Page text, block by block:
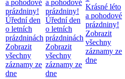
a pohodové
prázdniny!
Úřední den
o letních
prázdninách
Zobrazit
všechny
záznamy ze
dne
a pohodové
prázdniny!
Úřední den
o letních
prázdninách
Zobrazit
všechny
záznamy ze
dne
Krásné léto
a pohodové
prázdniny!
Zobrazit
všechny
záznamy ze
dne